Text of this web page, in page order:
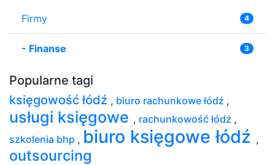
Firmy 4
- Finanse 3
Popularne tagi
księgowość łódź , biuro rachunkowe łódź ,
usługi księgowe , rachunkowość łódź ,
szkolenia bhp , biuro księgowe łódź ,
outsourcing